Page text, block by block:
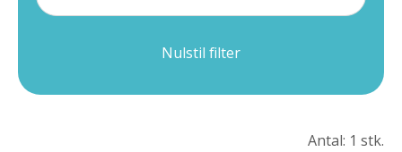
Nulstil filter
Antal: 1 stk.